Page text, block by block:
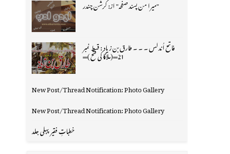
"میرا من پسند صفحہ" از: کرشن چندر
فاتح اُندلس ۔ ۔ ۔ طارق بن زیاد : قسط نمبر
21═(ملاگا کی فتح )═
New Post/Thread Notification: Photo Gallery
New Post/Thread Notification: Photo Gallery
خطباتِ فقیر پہلی جلد